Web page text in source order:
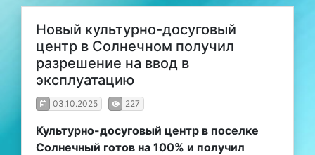
Новый культурно-досуговый
центр в Солнечном получил
разрешение на ввод в
эксплуатацию
03.10.2025 227
Культурно-досуговый центр в поселке
Солнечный готов на 100% и получил